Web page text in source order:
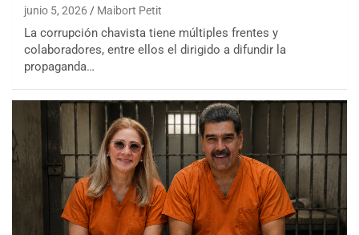
junio 5, 2026 Maibort Petit
La corrupción chavista tiene múltiples frentes y
colaboradores, entre ellos el dirigido a difundir la
propaganda…